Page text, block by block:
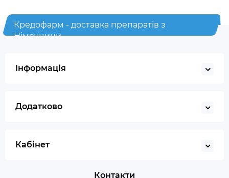
Кредофарм - доставка препаратів з
Німеччини
Інформація
Додатково
Кабінет
Контакти